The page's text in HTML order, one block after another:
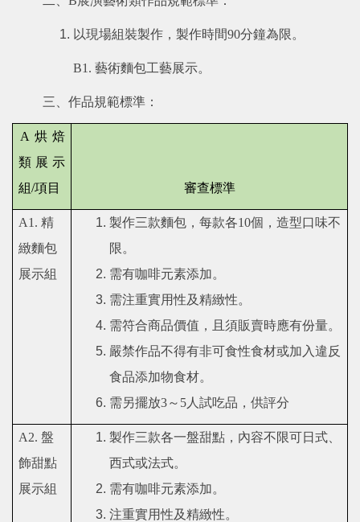
以現場組裝製作，製作時間90分鐘為限。
B1. 藝術麵包工藝展示。
三、作品規範標準：
A 烘焙
類展示
組/項目 審查標準
A1. 精
緻麵包
展示組
製作三款麵包，每款各10個，造型口味不
限。
需有咖啡元素添加。
需注重實用性及精緻性。
需符合商品價值，且須販賣時應有份量。
嚴禁作品不得有非可食性食材或加入違反
食品添加物食材。
需另擺放3～ 5 人試吃品，供評分
A2. 盤
飾甜點
展示組
製作三款各一盤甜點，內容不限可日式、
西式或法式。
需有咖啡元素添加。
注重實用性及精緻性。